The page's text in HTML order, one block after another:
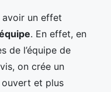
un effet
. En effet, en
de l’équipe de
on crée un
et plus